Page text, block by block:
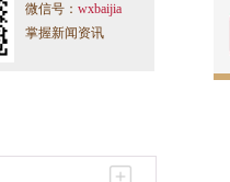
微信号： wxbaijia
掌握新闻资讯